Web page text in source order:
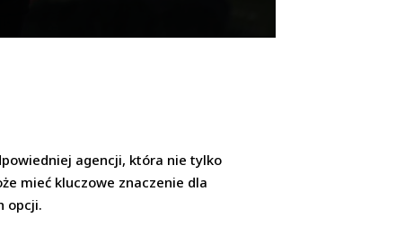
agencji, która nie tylko
mieć kluczowe znaczenie dla
opcji.